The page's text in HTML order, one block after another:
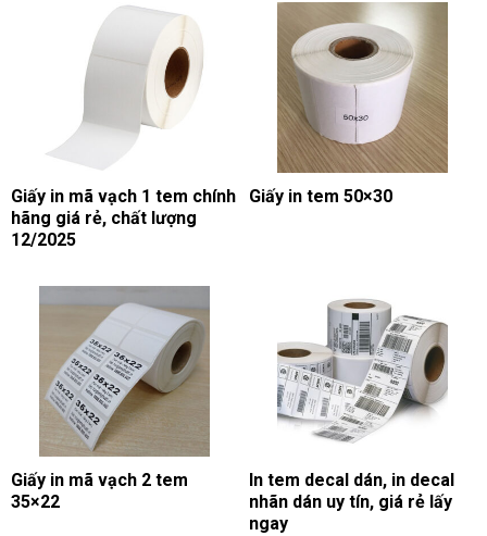
Giấy in mã vạch 1 tem chính
hãng giá rẻ, chất lượng
12/2025
Giấy in tem 50×30
Giấy in mã vạch 2 tem
35×22
In tem decal dán, in decal
nhãn dán uy tín, giá rẻ lấy
ngay